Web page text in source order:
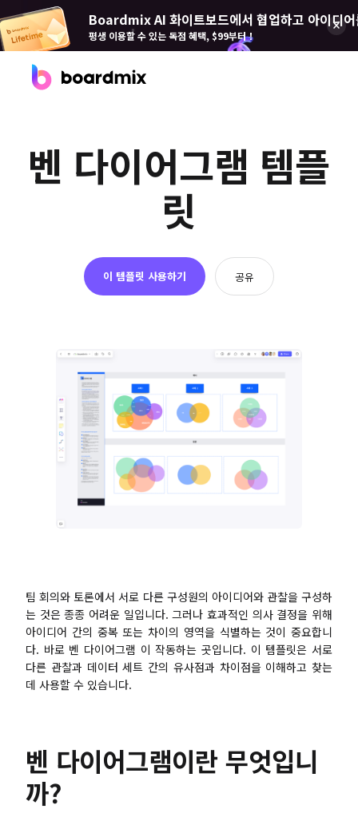
Boardmix AI 화이트보드에서 협업하고 아이디
평생 이용할 수 있는 독점 혜택, $99부터！
Boardmix(보드 믹스)
온라인 협업 화이트보드
Boardmix 개발자 플랫폼
Boardmix AI
100+ AI 에이전트 탑재
Presenti AI
AI PPT 제작 도구, Gamma 대안
솔루션
다이어그램
마인드맵
UML 다이어그램
조직도
사용자 여정 지도
아키텍처 다이어그램
워크플로우
팀 협업
리서치 및 분석
벤 다이어그램 템플
릿
이 템플릿 사용하기 공유
팀 회의와 토론에서 서로 다른 구성원의 아이디어와 관찰을 구성하
는 것은 종종 어려운 일입니다. 그러나 효과적인 의사 결정을 위해
아이디어 간의 중복 또는 차이의 영역을 식별하는 것이 중요합니
다. 바로 벤 다이어그램 이 작동하는 곳입니다. 이 템플릿은 서로
다른 관찰과 데이터 세트 간의 유사점과 차이점을 이해하고 찾는
데 사용할 수 있습니다.
벤 다이어그램이란 무엇입니
까?